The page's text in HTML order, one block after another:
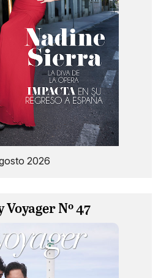
2026
Voyager Nº 47